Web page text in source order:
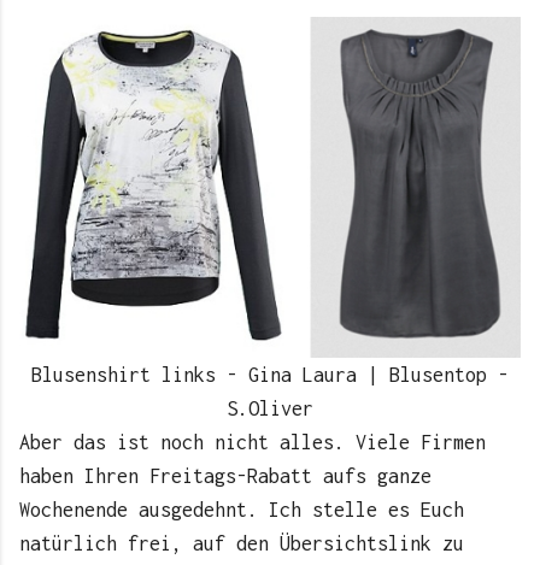
Blusenshirt links - Gina Laura | Blusentop -
S.Oliver
Aber das ist noch nicht alles. Viele Firmen
haben Ihren Freitags-Rabatt aufs ganze
Wochenende ausgedehnt. Ich stelle es Euch
natürlich frei, auf den Übersichtslink zu